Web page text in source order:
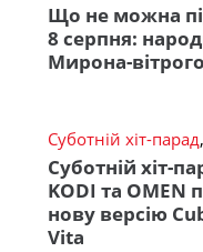
Що не можна
8 серпня:
Мирона-
Суботній хіт-парад,
Суботній хіт-
KODI та OMEN
нову версію
Vita